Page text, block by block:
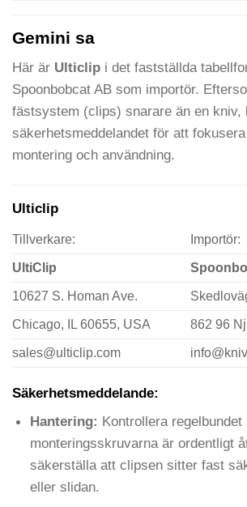
Gemini sa
Här är Ulticlip i det fastställda
Spoonbobcat AB som importör.
fästsystem (clips) snarare än en kniv,
säkerhetsmeddelandet för att
montering och användning.
Ulticlip
Tillverkare: Importör:
UltiClip
10627 S. Homan Ave.
Chicago, IL 60655, USA 862 96
sales@ulticlip.com
Säkerhetsmeddelande:
Hantering: Kontrollera regelbundet
monteringsskruvarna är ordentligt
säkerställa att clipsen sitter fast
eller slidan.